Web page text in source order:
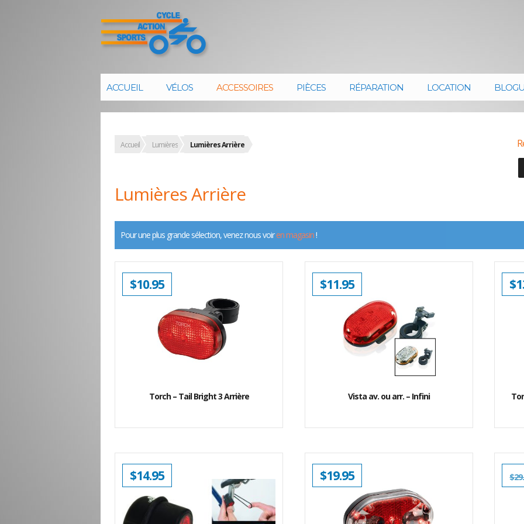
ACCUEIL VÉLOS ACCESSOIRES PIÈCES RÉPARATION LOCATION
Accueil Lumières Lumières Arrière
Lumières Arrière
Pour une plus grande sélection, venez nous voiren magasin!
Torch – Tail Bright 3 Arrière
$10.95
Vista av. ou arr. – Infini
$11.95 $
$14.95 $19.95 $